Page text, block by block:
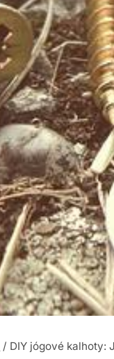
/ DIY jógové kalhoty: